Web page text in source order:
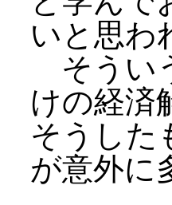
いと思わ
そうい
けの経済
そうした
が意外に